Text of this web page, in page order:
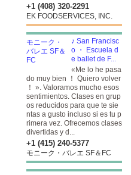
+1 (408) 320-2291
EK FOODSERVICES, INC.
♪ San Francisc
o ・ Escuela d
e ballet de F...
«Me lo he pasa
do muy bien ！ Quiero volver
！ ». Valoramos mucho esos
sentimientos. Clases en grup
os reducidos para que te sie
ntas a gusto incluso si es tu p
rimera vez. Ofrecemos clases
divertidas y d...
+1 (415) 240-5377
モニーク・バレエ SF＆FC